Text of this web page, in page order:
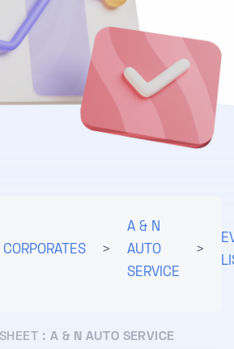
CORPORATES >
A & N
AUTO
SERVICE
>
:A & N AUTO SERVICE